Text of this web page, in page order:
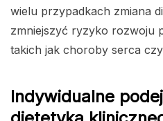
wielu przypadkach zmiana
zmniejszyć ryzyko rozwoju
takich jak choroby serca czy
Indywidualne